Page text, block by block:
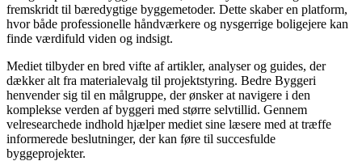
fremskridt til bæredygtige byggemetoder. Dette skaber en platform,
hvor både professionelle håndværkere og nysgerrige boligejere kan
finde værdifuld viden og indsigt.
Mediet tilbyder en bred vifte af artikler, analyser og guides, der
dækker alt fra materialevalg til projektstyring. Bedre Byggeri
henvender sig til en målgruppe, der ønsker at navigere i den
komplekse verden af byggeri med større selvtillid. Gennem
velresearchede indhold hjælper mediet sine læsere med at træffe
informerede beslutninger, der kan føre til succesfulde
byggeprojekter.